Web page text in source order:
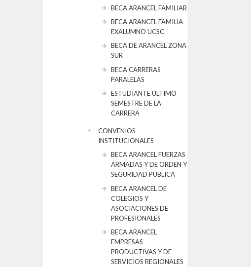
BECA ARANCEL FAMILIAR
BECA ARANCEL FAMILIA
EXALUMNO UCSC
BECA DE ARANCEL ZONA
SUR
BECA CARRERAS
PARALELAS
ESTUDIANTE ÚLTIMO
SEMESTRE DE LA
CARRERA
CONVENIOS
INSTITUCIONALES
BECA ARANCEL FUERZAS
ARMADAS Y DE ORDEN Y
SEGURIDAD PÚBLICA
BECA ARANCEL DE
COLEGIOS Y
ASOCIACIONES DE
PROFESIONALES
BECA ARANCEL
EMPRESAS
PRODUCTIVAS Y DE
SERVICIOS REGIONALES